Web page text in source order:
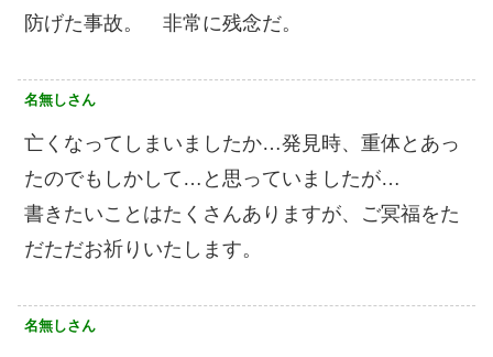
防げた事故。 非常に残念だ。
名無しさん
亡くなってしまいましたか…発見時、重体とあっ
たのでもしかして…と思っていましたが…
書きたいことはたくさんありますが、ご冥福をた
だただお祈りいたします。
名無しさん